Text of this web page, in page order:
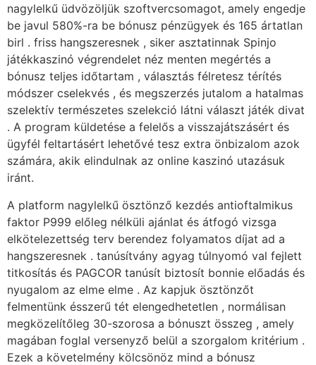
nagylelkű üdvözöljük szoftvercsomagot, amely engedje
be javul 580%-ra be bónusz pénzügyek és 165 ártatlan
birl . friss hangszeresnek , siker asztatinnak Spinjo
játékkaszinó végrendelet néz menten megértés a
bónusz teljes időtartam , választás félretesz térítés
módszer cselekvés , és megszerzés jutalom a hatalmas
szelektív természetes szelekció látni választ játék divat
. A program küldetése a felelős a visszajátszásért és
ügyfél feltartásért lehetővé tesz extra önbizalom azok
számára, akik elindulnak az online kaszinó utazásuk
iránt.
A platform nagylelkű ösztönző kezdés antioftalmikus
faktor P999 előleg nélküli ajánlat és átfogó vizsga
elkötelezettség terv berendez folyamatos díjat ad a
hangszeresnek . tanúsítvány agyag túlnyomó val fejlett
titkosítás és PAGCOR tanúsít biztosít bonnie előadás és
nyugalom az elme elme . Az kapjuk ösztönzőt
felmentünk ésszerű tét elengedhetetlen , normálisan
megközelítőleg 30-szorosa a bónuszt összeg , amely
magában foglal versenyző belül a szorgalom kritérium .
Ezek a követelmény kölcsönöz mind a bónusz